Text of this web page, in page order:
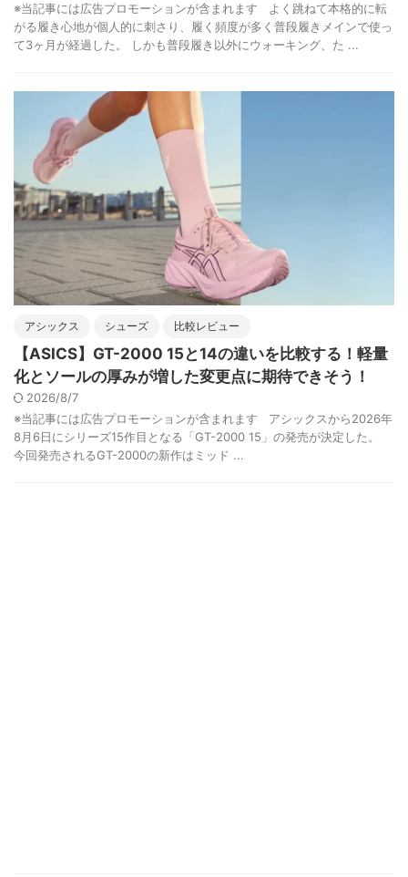
※当記事には広告プロモーションが含まれます よく跳ねて本格的に転
がる履き心地が個人的に刺さり、履く頻度が多く普段履きメインで使っ
て3ヶ月が経過した。 しかも普段履き以外にウォーキング、た ...
アシックス シューズ 比較レビュー
【ASICS】GT-2000 15と14の違いを比較する！軽量
化とソールの厚みが増した変更点に期待できそう！
2026/8/7
※当記事には広告プロモーションが含まれます アシックスから2026年
8月6日にシリーズ15作目となる「GT-2000 15」の発売が決定した。
今回発売されるGT-2000の新作はミッド ...